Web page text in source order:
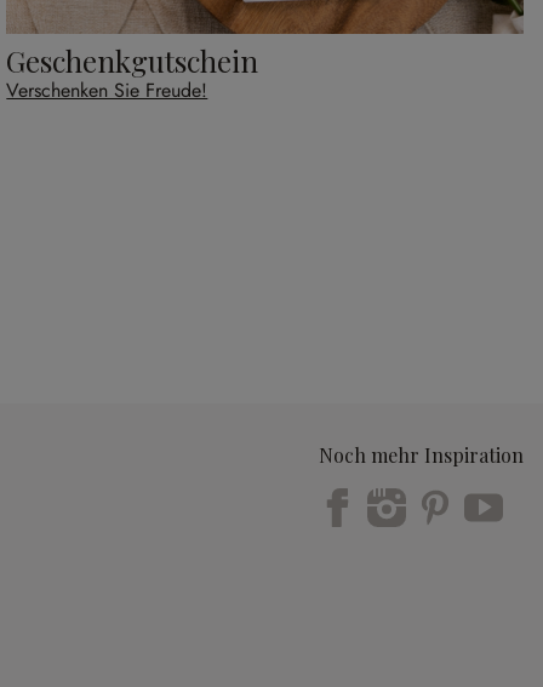
Geschenkgutschein
Verschenken Sie Freude!
Noch mehr Inspiration